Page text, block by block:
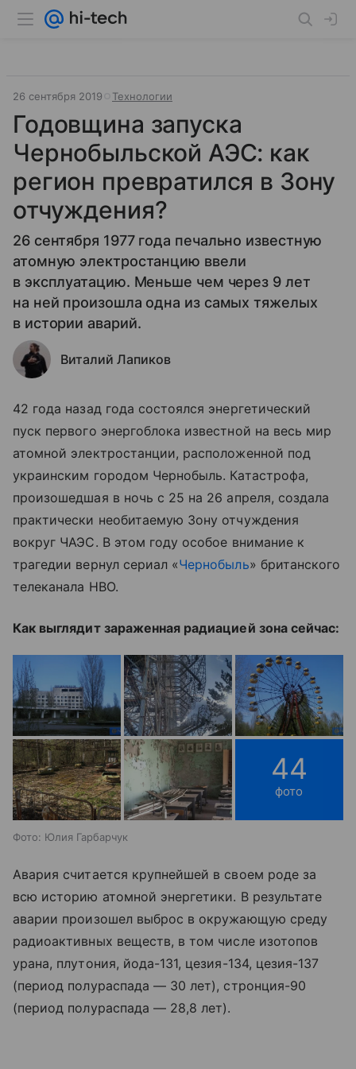
26 сентября 2019 Технологии
Годовщина запуска
Чернобыльской АЭС: как
регион превратился в Зону
отчуждения?
26 сентября 1977 года печально известную
атомную электростанцию ввели
в эксплуатацию. Меньше чем через 9 лет
на ней произошла одна из самых тяжелых
в истории аварий.
Виталий Лапиков
42 года назад года состоялся энергетический
пуск первого энергоблока известной на весь мир
атомной электростанции, расположенной под
украинским городом Чернобыль. Катастрофа,
произошедшая в ночь с 25 на 26 апреля, создала
практически необитаемую Зону отчуждения
вокруг ЧАЭС. В этом году особое внимание к
трагедии вернул сериал «Чернобыль» британского
телеканала HBO.
Как выглядит зараженная радиацией зона сейчас:
44
фото
Фото: Юлия Гарбарчук
Авария считается крупнейшей в своем роде за
всю историю атомной энергетики. В результате
аварии произошел выброс в окружающую среду
радиоактивных веществ, в том числе изотопов
урана, плутония, йода-131, цезия-134, цезия-137
(период полураспада — 30 лет), стронция-90
(период полураспада — 28,8 лет).